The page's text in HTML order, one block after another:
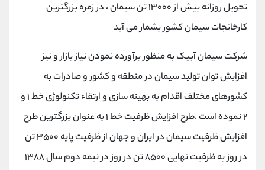
تحویل روزانه بیش از ۱۳۰۰۰ تن سیمان ، در زمره بزرگترین
کارخانجات سیمان کشور بشمار می آید
شرکت سیمان آبیک به منظور برآورده نمودن نیاز بازار و نیز
افزایش توان تولید سیمان در منطقه و کشور و صادرات به
کشورهای مختلف اقدام به بهینه سازی و ارتقاء تکنولوژی خط ۱ و
۲ نموده است .طرح افزایش ظرفیت خط ۱ به عنوان بزرگترین طرح
افزایش ظرفیت سیمان در ایران و جهان از ظرفیت پایه ۳۵۰۰ تن
در روز به ظرفیت نهایی ۸۵۰۰ تن در روز در نیمه دوم سال ۱۳۸۸